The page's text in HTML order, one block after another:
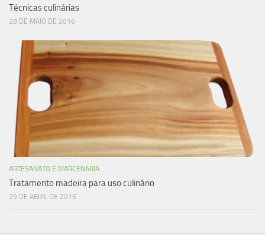
Técnicas culinárias
28 DE MAIO DE 2016
ARTESANATO E MARCENARIA
Tratamento madeira para uso culinário
29 DE ABRIL DE 2015